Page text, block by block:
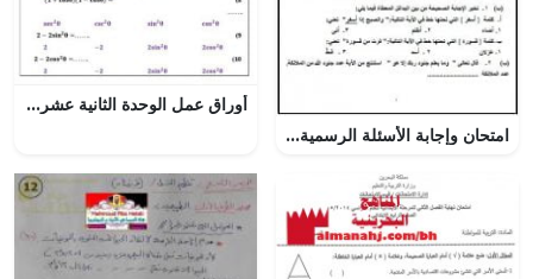
امتحان وإجابة الأسئلة الرسمية في محافظة الوسطى للفصل الدراسي الثاني الدور الثاني (تربية اسلامية) الخامس
أوراق عمل الوحدة الثانية عشرة (المتطابقات والمعادلات المثلثية), (رياضيات) الحادي عشر العام